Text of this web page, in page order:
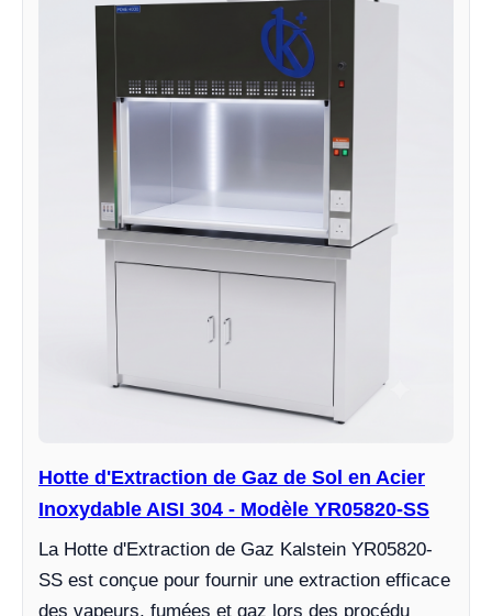
Hotte d'Extraction de Gaz de Sol en Acier
Inoxydable AISI 304 - Modèle YR05820-SS
La Hotte d'Extraction de Gaz Kalstein YR05820-
SS est conçue pour fournir une extraction efficace
des vapeurs, fumées et gaz lors des procédu